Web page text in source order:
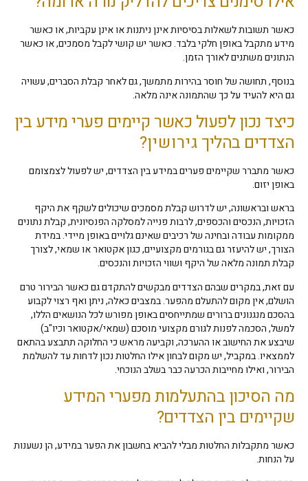
כאשר תשובות לשאלות בסיסיות אינן ניתנות או אינן עקביות, או כאשר
מידע מתקבל באופן חלקי בלבד. כאשר יש קושי לקבל מסמכים, או כאשר
הנתונים משתנים לאורך הזמן.
בנוסף, תחושה של חוסר בהירות מתמשך, גם לאחר קבלת הסברים, עשויה
גם היא להעיד על כך שהתמונה אינה מלאה.
כיצד נכון לפעול כאשר קיימים פערי מידע בין
הצדדים בהליךגירושין?
כאשר מתברר שקיימים פערים במידע בין הצדדים, יש לפעול לצמצומם
באופן יזום.
בראש ובראשונה, יש לדרוש קבלת מסמכים שיכולים לשקף את היקף
הזכויות, הנכסים והכספים, לרבות פנייה למסלקה הפנסיונית, קבלת נתונים
ממקומות עבודה ובחינה של רכיבים שאינם גלויים באופן מיידי. במידת
הצורך, יש להיעזר גם בגורמים מקצועיים, כגון אקטואר או שמאי, לצורך
קבלת תמונה מלאה של היקף ושווי הזכויות והנכסים.
עם זאת, במקרים שבהם הצדדים מבקשים להתקדם גם כאשר הבירור טרם
הושלם, אין מקום להתעלם מהפער. במצבים כאלה, ניתן ואף רצוי לקבוע
בהסכם מנגנונים ברורים שמתייחסים באופן מפורש לכל הנושאים הללו,
למשל, הסכמה לפנות לגורם מקצועי מוסכם (שמאי/אקטואר וכיו"ב)
שיבצע את החישוב או ההערכה, וקביעה מראש כי החלוקה תתבצע בהתאם
לממצאיו. במקביל, יש מקום לבחון אילו החלטות נכון לדחות עד להשלמת
הבירור, ואילו מחייבות הכרעה כבר בשלב הנוכחי.
מה הסיכון בהתעלמות מפערי המידע
שקיימים בין הצדדים?
כאשר מתקבלות החלטות מבלי להביא בחשבון את הפער במידע, הן נשענות
על הנחות.